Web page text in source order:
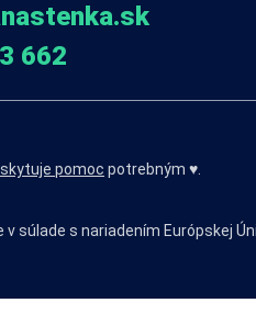
662
pomoc potrebným ♥️.
súlade s nariadením Európskej